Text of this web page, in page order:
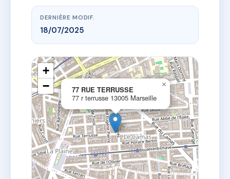
DERNIÈRE MODIF.
18/07/2025
77 RUE TERRUSSE
77 r terrusse 13005 Marseille
×
+
−